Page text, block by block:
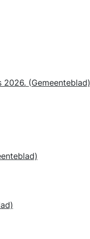
2026. (Gemeenteblad)